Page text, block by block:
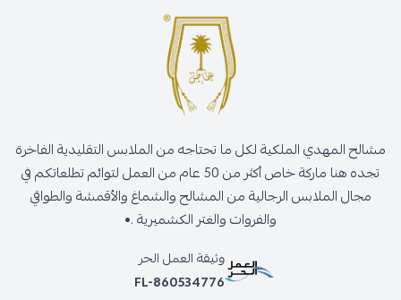
مشالح المهدي الملكية لكل ما تحتاجه من الملابس التقليدية الفاخرة
تجده هنا ماركة خاص أكثر من 50 عام من العمل لتوائم تطلعاتكم في
مجال الملابس الرجالية من المشالح والشماغ والأقمشة والطواقي
والفروات والغتر الكشميرية .•
وثيقة العمل الحر
FL-860534776